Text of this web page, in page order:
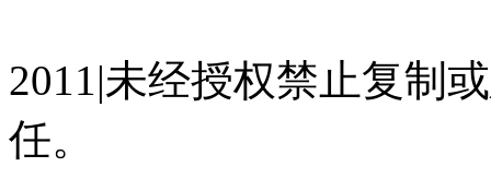
2011|未经授权禁止复制
任。